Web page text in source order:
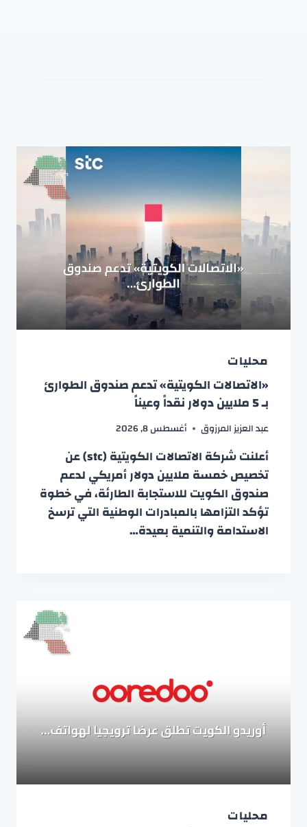
محليات
«الاتصالات الكويتية» تدعم صندوق الطوارئ
بـ 5 ملايين دولار نقداً وعيناً
عبد العزيز المرزوق أغسطس 8, 2026
أعلنت شركة الاتصالات الكويتية (stc) عن
تخصيص خمسة ملايين دولار أمريكي لدعم
صندوق الكويت للاستجابة الطارئة، في خطوة
تؤكد التزامها بالمبادرات الوطنية التي ترسخ
الاستدامة والتنمية بعيدة…
محليات